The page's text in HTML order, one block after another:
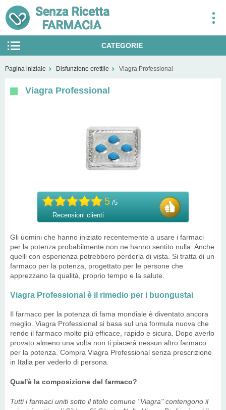
CATEGORIE
Eiaculazione precoce
Disfunzione erettile
Salute della famiglia
Pagina iniziale Disfunzione erettile Viagra Professional
Viagra Professional
5 /5
Recensioni clienti
Gli uomini che hanno iniziato recentemente a usare i farmaci
per la potenza probabilmente non ne hanno sentito nulla. Anche
quelli con esperienza potrebbero perderla di vista. Si tratta di un
farmaco per la potenza, progettato per le persone che
apprezzano la qualità, proprio tempo e la salute.
Viagra Professional è il rimedio per i buongustai
Il farmaco per la potenza di fama mondiale è diventato ancora
meglio. Viagra Professional si basa sul una formula nuova che
rende il farmaco molto più efficace, rapido e sicura. Dopo averlo
provato almeno una volta non ti piacerà nessun altro farmaco
per la potenza. Compra Viagra Professional senza prescrizione
in Italia per vederlo di persona.
Qual'è la composizione del farmaco?
Tutti i farmaci uniti sotto il titolo comune "Viagra" contengono il